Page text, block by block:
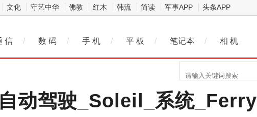
文化 守艺中华 佛教 红木 韩流 简读 军事APP 头条APP
信 / 数 码 / 手 机 / 平 板 / 笔记本 / 相 机
动驾驶_Soleil_系统_Ferry